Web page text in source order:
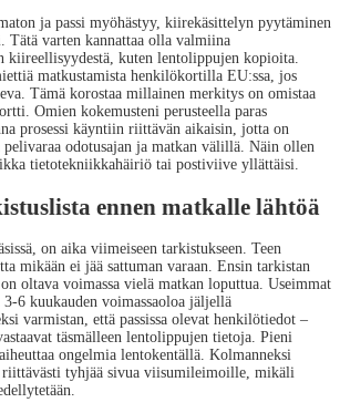
ja passi myöhästyy, kiirekäsittelyn pyytäminen
Tätä varten kannattaa olla valmiina
kiireellisyydestä, kuten lentolippujen kopioita.
matkustamista henkilökortilla EU:ssa, jos
Tämä korostaa millainen merkitys on omistaa
Omien kokemusteni perusteella paras
prosessi käyntiin riittävän aikaisin, jotta on
odotusajan ja matkan välillä. Näin ollen
tietotekniikkahäiriö tai postiviive yllättäisi.
ennen matkalle lähtöä
on aika viimeiseen tarkistukseen. Teen
mikään ei jää sattuman varaan. Ensin tarkistan
oltava voimassa vielä matkan loputtua. Useimmat
6 kuukauden voimassaoloa jäljellä
varmistan, että passissa olevat henkilötiedot –
täsmälleen lentolippujen tietoja. Pieni
ongelmia lentokentällä. Kolmanneksi
riittävästi tyhjää sivua viisumileimoille, mikäli